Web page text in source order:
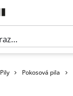
Pily Pokosová pila